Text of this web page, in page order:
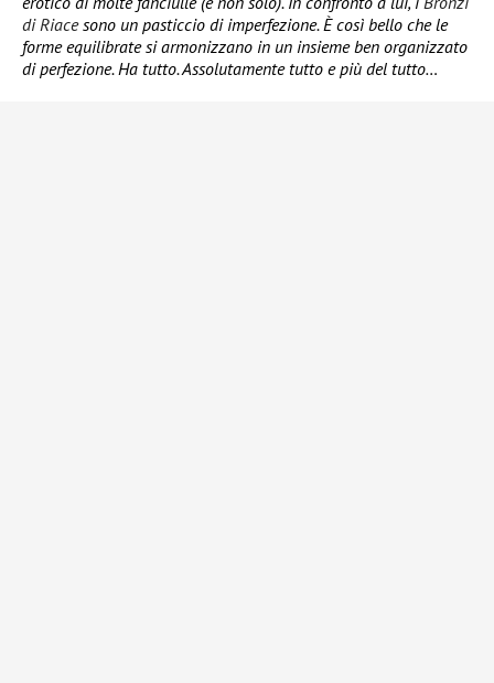
di Riacesono un pasticcio di imperfezione. È così bello che le
forme equilibrate si armonizzano in un insieme ben organizzato
di perfezione. Ha tutto. Assolutamente tutto e più del tutto…